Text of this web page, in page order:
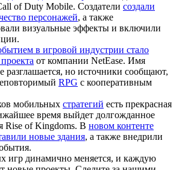
of Duty Mobile. Создатели создали
персонажей, а также
визуальные эффекты и включили
в игровой индустрии стало
от компании NetEase. Имя
разглашается, но источники сообщают,
RPG с кооперативным
мобильных стратегий есть прекрасная
время выйдет долгожданное
Rise of Kingdoms. В новом контенте
новые здания, а также внедрили
игр динамично меняется, и каждую